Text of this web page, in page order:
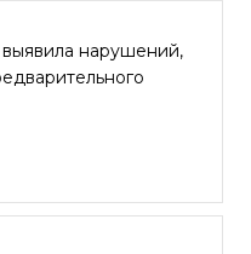
нарушений,